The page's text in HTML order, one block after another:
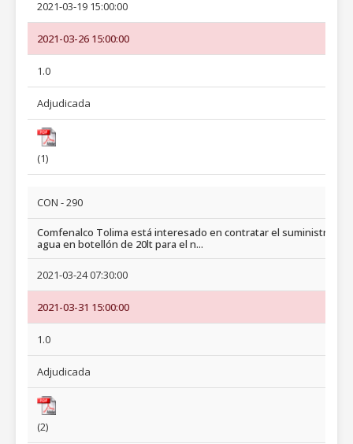
2021-03-19 15:00:00
2021-03-26 15:00:00
1.0
Adjudicada
(1)
CON - 290
Comfenalco Tolima está interesado en contratar el suministro de
agua en botellón de 20lt para el n...
2021-03-24 07:30:00
2021-03-31 15:00:00
1.0
Adjudicada
(2)